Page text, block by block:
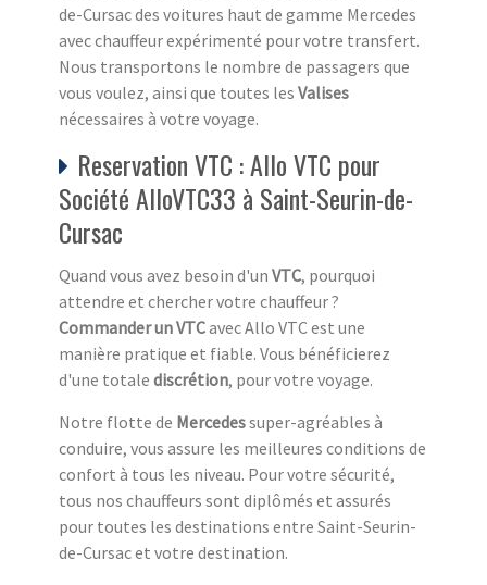
de-Cursac des voitures haut de gamme Mercedes
avec chauffeur expérimenté pour votre transfert.
Nous transportons le nombre de passagers que
vous voulez, ainsi que toutes les Valises
nécessaires à votre voyage.
Reservation VTC : Allo VTC pour
Société AlloVTC33 à Saint-Seurin-de-
Cursac
Quand vous avez besoin d'un VTC, pourquoi
attendre et chercher votre chauffeur ?
Commander un VTCavec Allo VTC est une
manière pratique et fiable. Vous bénéficierez
d'une totale discrétion, pour votre voyage.
Notre flotte de Mercedessuper-agréables à
conduire, vous assure les meilleures conditions de
confort à tous les niveau. Pour votre sécurité,
tous nos chauffeurs sont diplômés et assurés
pour toutes les destinations entre Saint-Seurin-
de-Cursac et votre destination.